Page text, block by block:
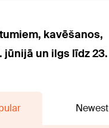
kavēšanos,
un ilgs līdz 23.
Newest